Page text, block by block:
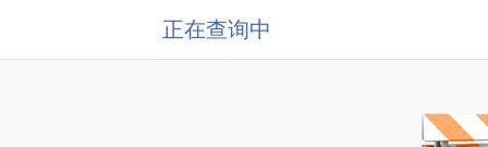
正在查询中